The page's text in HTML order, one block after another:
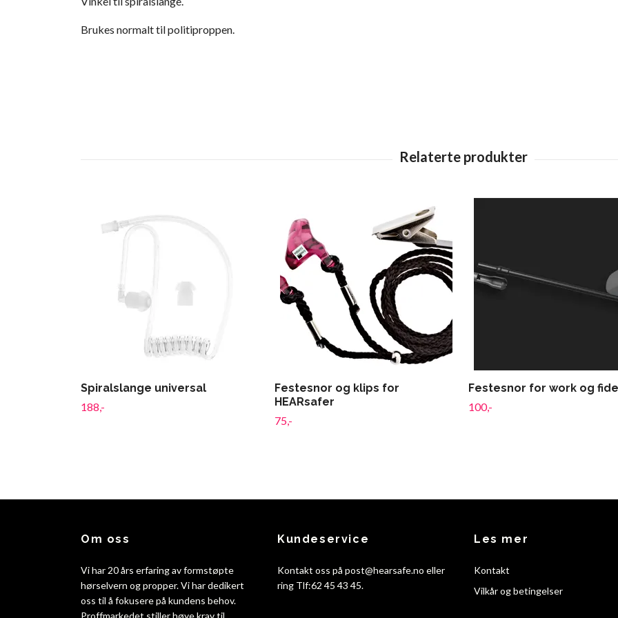
Brukes normalt til politiproppen.
Spiralslange universal
188,-
Festesnor og klips for
HEARsafer
75,-
Festesnor for work og
100,-
Om oss
Vi har 20 års erfaring av formstøpte
hørselvern og propper. Vi har dedikert
oss til å fokusere på kundens behov.
Proffmarkedet stiller høye krav til
Kundeservice
Kontakt oss på post@hearsafe.no eller
ring Tlf:62 45 43 45.
Les mer
Kontakt
Vilkår og betingelser